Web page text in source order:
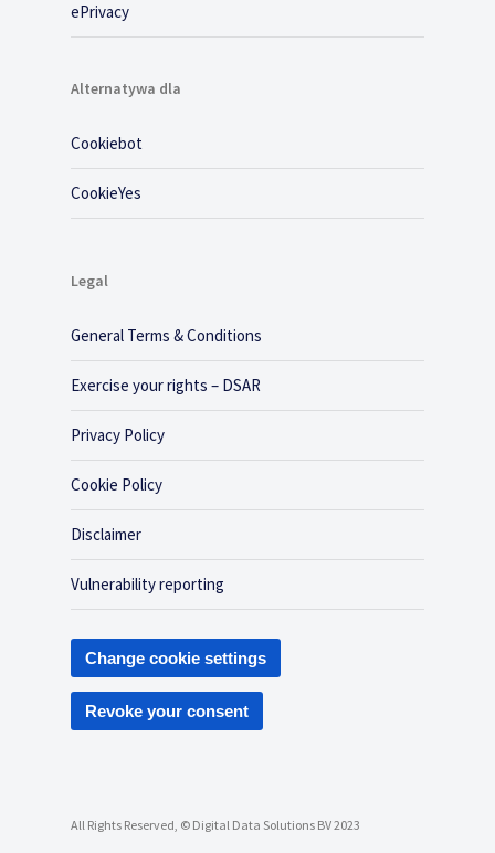
ePrivacy
Alternatywa dla
Cookiebot
CookieYes
Legal
General Terms & Conditions
Exercise your rights – DSAR
Privacy Policy
Cookie Policy
Disclaimer
Vulnerability reporting
Change cookie settings
Revoke your consent
All Rights Reserved, © Digital Data Solutions BV 2023